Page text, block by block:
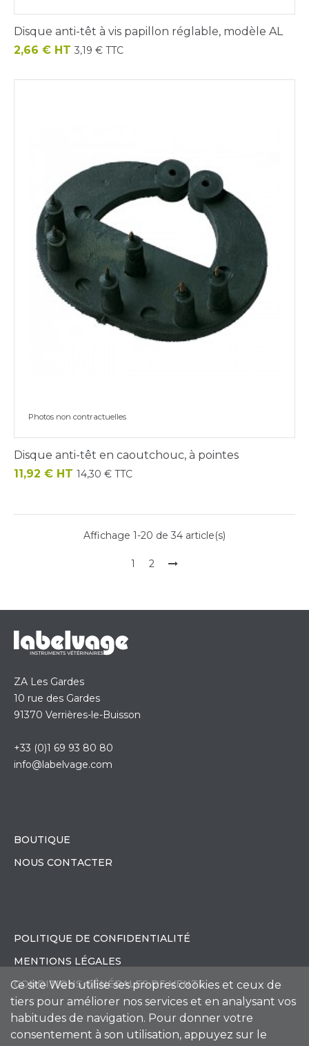
Disque anti-têt à vis papillon réglable, modèle AL
Prix
2,66 € HT 3,19 € TTC
Photos non contractuelles
Disque anti-têt en caoutchouc, à pointes
Prix
11,92 € HT 14,30 € TTC
Affichage 1-20 de 34 article(s)
1 2
ZA Les Gardes
10 rue des Gardes
91370 Verrières-le-Buisson
+33 (0)1 69 93 80 80
info@labelvage.com
BOUTIQUE
NOUS CONTACTER
POLITIQUE DE CONFIDENTIALITÉ
MENTIONS LÉGALES
CONDITIONS GÉNÉRALES DE VENTE
Ce site Web utilise ses propres cookies et ceux de
tiers pour améliorer nos services et en analysant vos
habitudes de navigation. Pour donner votre
consentement à son utilisation, appuyez sur le